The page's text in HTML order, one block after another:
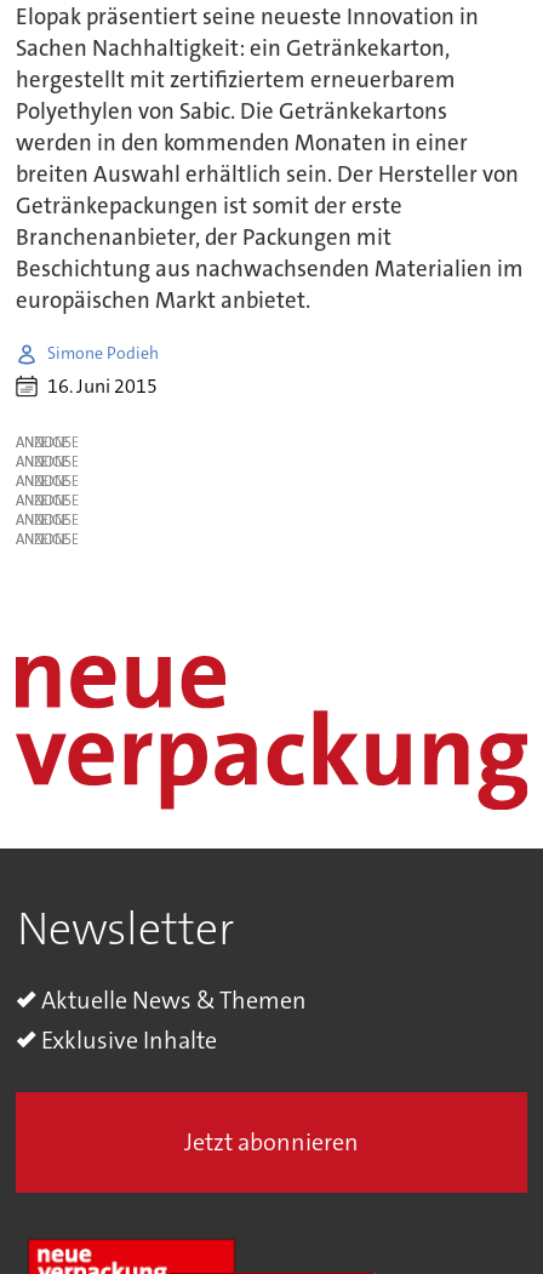
Elopak präsentiert seine neueste Innovation in
Sachen Nachhaltigkeit: ein Getränkekarton,
hergestellt mit zertifiziertem erneuerbarem
Polyethylen von Sabic. Die Getränkekartons
werden in den kommenden Monaten in einer
breiten Auswahl erhältlich sein. Der Hersteller von
Getränkepackungen ist somit der erste
Branchenanbieter, der Packungen mit
Beschichtung aus nachwachsenden Materialien im
europäischen Markt anbietet.
Simone Podieh
16. Juni 2015
ANZEIGE
ANZEIGE
ANZEIGE
ANZEIGE
ANZEIGE
ANZEIGE
Newsletter
Aktuelle News & Themen
Exklusive Inhalte
Jetzt abonnieren